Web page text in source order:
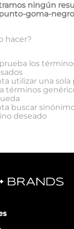
ningún
goma-
hacer?
los
utilizar una sola
términos
buscar
deseado